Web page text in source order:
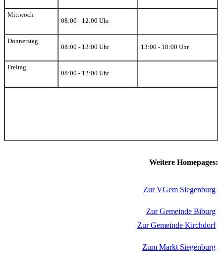
Mittwoch
08:00 - 12:00 Uhr
Donnerstag
08:00 - 12:00 Uhr
13:00 - 18:00 Uhr
Freitag
08:00 - 12:00 Uhr
Weitere Homepages:
Zur VGem Siegenburg
Zur Gemeinde Biburg
Zur Gemeinde Kirchdorf
Zum Markt Siegenburg